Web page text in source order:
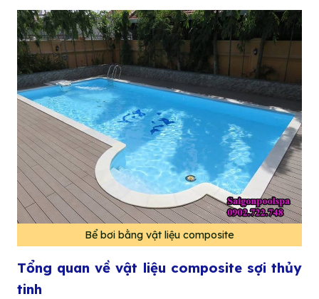
Bể bơi bằng vật liệu composite
Tổng quan về vật liệu composite sợi thủy
tinh